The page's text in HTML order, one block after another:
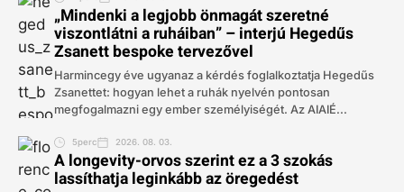
„Mindenki a legjobb önmagát szeretné
viszontlátni a ruháiban” – interjú Hegedűs
Zsanett bespoke tervezővel
Harmincegy éve ugyanaz a kérdés foglalkoztatja Hegedűs
Zsanettet: hogyan lehet a ruhák nyelvén pontosan
megfogalmazni egy ember személyiségét. Az AIAIÉ...
5perc 2026. 08. 03.
A longevity-orvos szerint ez a 3 szokás
lassíthatja leginkább az öregedést